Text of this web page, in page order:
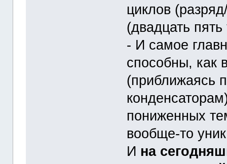
циклов
(двадцать
- И самое
способны, как
(приближаясь
пониженных
вообще-то
И на